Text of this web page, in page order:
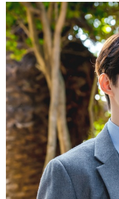
ショッピング